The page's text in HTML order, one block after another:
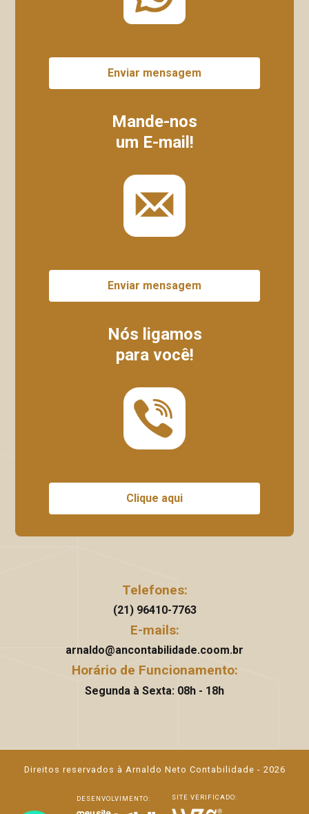
Enviar mensagem
Mande-nos
um E-mail!
Enviar mensagem
Nós ligamos
para você!
Clique aqui
Telefones:
(21) 96410-7763
E-mails:
arnaldo@ancontabilidade.coom.br
Horário de Funcionamento:
Segunda à Sexta: 08h - 18h
Direitos reservados à Arnaldo Neto Contabilidade - 2026
DESENVOLVIMENTO: SITE VERIFICADO: